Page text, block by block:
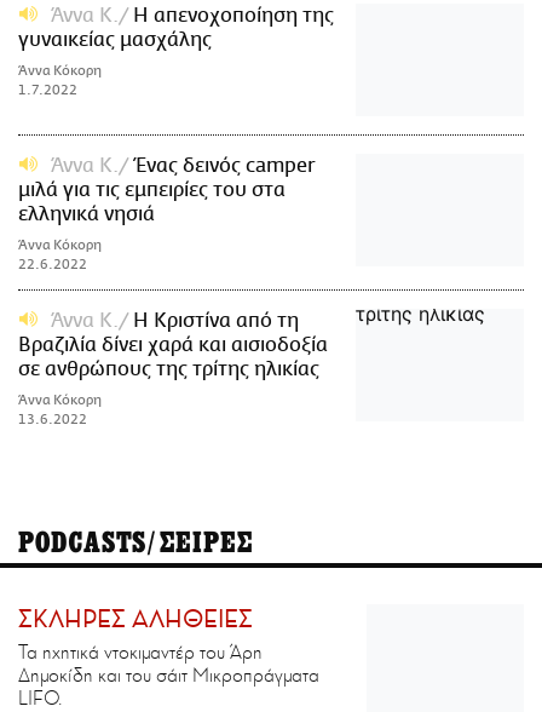
Άννα Κ.
Η απενοχοποίηση της
γυναικείας μασχάλης
Άννα Κόκορη
1.7.2022
Άννα Κ.
Ένας δεινός camper
μιλά για τις εμπειρίες του στα
ελληνικά νησιά
Άννα Κόκορη
22.6.2022
Άννα Κ.
Η Κριστίνα από τη
Βραζιλία δίνει χαρά και αισιοδοξία
σε ανθρώπους της τρίτης ηλικίας
Άννα Κόκορη
13.6.2022
PODCASTS/ΣΕΙΡΕΣ
ΣΚΛΗΡΕΣ ΑΛΗΘΕΙΕΣ
Τα ηχητικά ντοκιμαντέρ του Άρη
Δημοκίδη και του σάιτ Μικροπράγματα
LIFO.